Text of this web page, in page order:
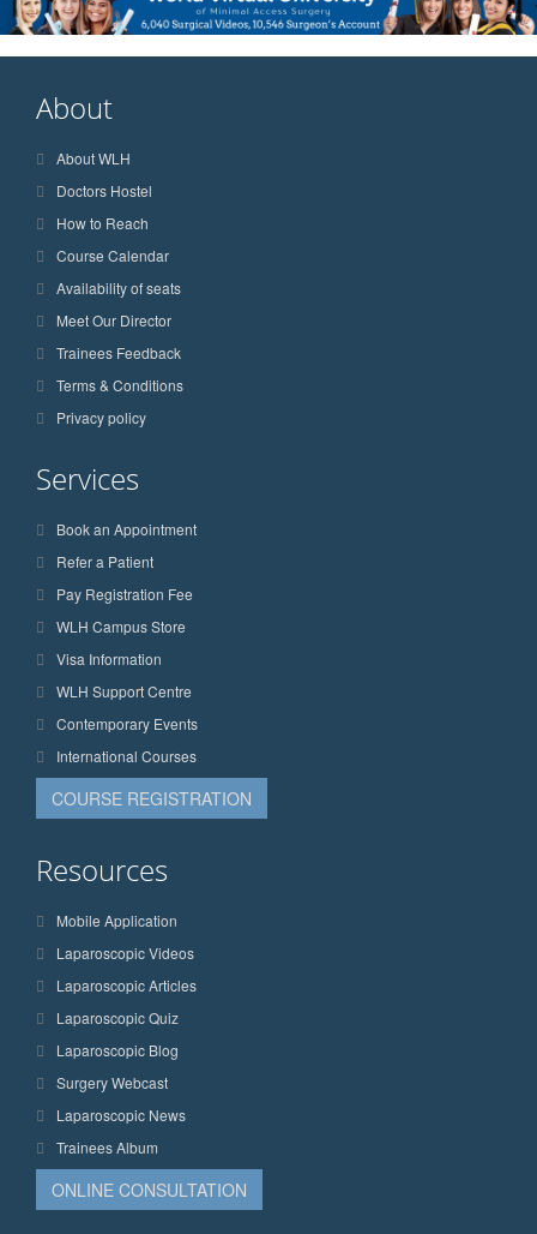
About
About WLH
Doctors Hostel
How to Reach
Course Calendar
Availability of seats
Meet Our Director
Trainees Feedback
Terms & Conditions
Privacy policy
Services
Book an Appointment
Refer a Patient
Pay Registration Fee
WLH Campus Store
Visa Information
WLH Support Centre
Contemporary Events
International Courses
COURSE REGISTRATION
Resources
Mobile Application
Laparoscopic Videos
Laparoscopic Articles
Laparoscopic Quiz
Laparoscopic Blog
Surgery Webcast
Laparoscopic News
Trainees Album
ONLINE CONSULTATION